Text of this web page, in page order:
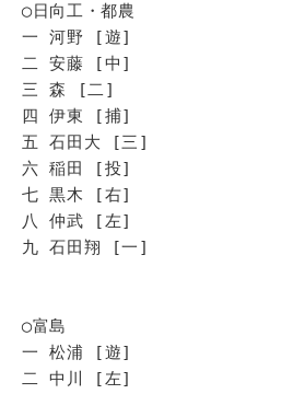
◯日向工・都農
一 河野 [遊]
二 安藤 [中]
三 森 [二]
四 伊東 [捕]
五 石田大 [三]
六 稲田 [投]
七 黒木 [右]
八 仲武 [左]
九 石田翔 [一]
◯富島
一 松浦 [遊]
二 中川 [左]